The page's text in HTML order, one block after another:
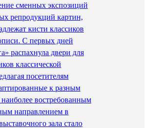
сменных экспозиций
репродукций картин,
кисти классиков
С первых дней
распахнула двери для
классической
посетителям
к разным
востребованным
направлением в
зала стало